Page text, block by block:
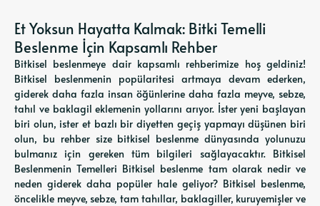
Et Yoksun Hayatta Kalmak: Bitki Temelli
Beslenme İçin Kapsamlı Rehber
Bitkisel beslenmeye dair kapsamlı rehberimize hoş geldiniz!
Bitkisel beslenmenin popülaritesi artmaya devam ederken,
giderek daha fazla insan öğünlerine daha fazla meyve, sebze,
tahıl ve baklagil eklemenin yollarını arıyor. İster yeni başlayan
biri olun, ister et bazlı bir diyetten geçiş yapmayı düşünen biri
olun, bu rehber size bitkisel beslenme dünyasında yolunuzu
bulmanız için gereken tüm bilgileri sağlayacaktır. Bitkisel
Beslenmenin Temelleri Bitkisel beslenme tam olarak nedir ve
neden giderek daha popüler hale geliyor? Bitkisel beslenme,
öncelikle meyve, sebze, tam tahıllar, baklagiller, kuruyemişler ve